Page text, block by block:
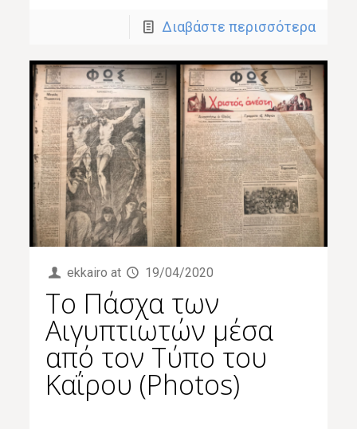
Διαβάστε περισσότερα
ekkairo at 19/04/2020
Το Πάσχα των
Αιγυπτιωτών μέσα
από τον Τύπο του
Καΐρου (Photos)